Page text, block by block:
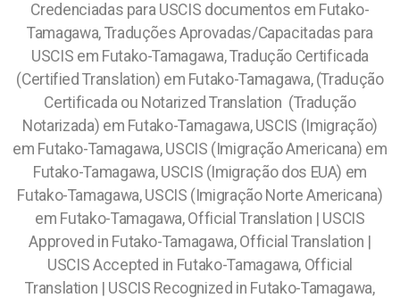
Credenciadas para USCIS documentos em Futako-
Tamagawa, Traduções Aprovadas/Capacitadas para
USCIS em Futako-Tamagawa, Tradução Certificada
(Certified Translation) em Futako-Tamagawa, (Tradução
Certificada ou Notarized Translation (Tradução
Notarizada) em Futako-Tamagawa, USCIS (Imigração)
em Futako-Tamagawa, USCIS (Imigração Americana) em
Futako-Tamagawa, USCIS (Imigração dos EUA) em
Futako-Tamagawa, USCIS (Imigração Norte Americana)
em Futako-Tamagawa, Official Translation | USCIS
Approved in Futako-Tamagawa, Official Translation |
USCIS Accepted in Futako-Tamagawa, Official
Translation | USCIS Recognized in Futako-Tamagawa,